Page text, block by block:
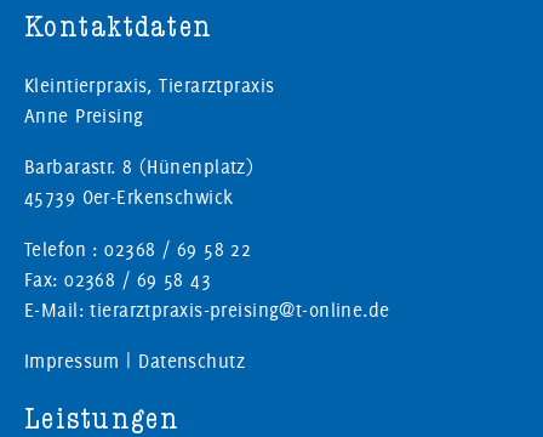
Kontaktdaten
Kleintierpraxis, Tierarztpraxis
Anne Preising
Barbarastr. 8 (Hünenplatz)
45739 Oer-Erkenschwick
Telefon : 02368 / 69 58 22
Fax: 02368 / 69 58 43
E-Mail: tierarztpraxis-preising@t-online.de
Impressum | Datenschutz
Leistungen